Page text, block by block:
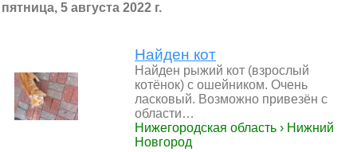
пятница, 5 августа 2022 г.
Найден кот
Найден рыжий кот (взрослый
котёнок) с ошейником. Очень
ласковый. Возможно привезён с
области…
Нижегородская область › Нижний
Новгород